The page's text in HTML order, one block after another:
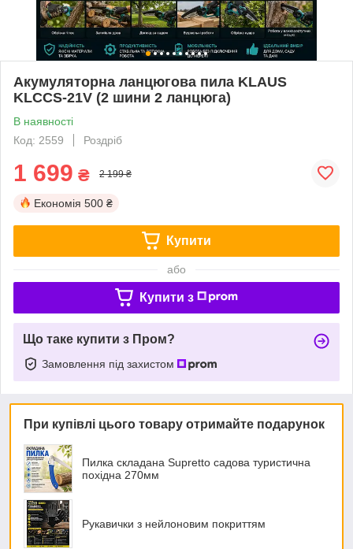
Акумуляторна ланцюгова пила KLAUS
KLCCS-21V (2 шини 2 ланцюга)
В наявності
Код: 2559
Роздріб
1 699 ₴ 2 199 ₴
Економія 500 ₴
Купити
або
Купити з
Що таке купити з Пром?
Замовлення під захистом
При купівлі цього товару отримайте подарунок
Пилка складана Supretto садова туристична
похідна 270мм
Рукавички з нейлоновим покриттям